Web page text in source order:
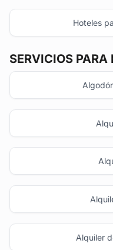
Hoteles
SERVICIOS PARA
Alquiler